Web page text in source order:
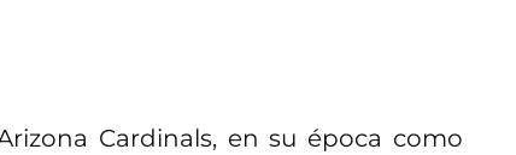
Cardinals, en su época como